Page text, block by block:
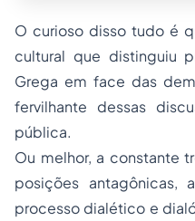
O curioso disso tudo é
cultural que distinguiu
Grega em face das
fervilhante dessas
pública.
Ou melhor, a constante
posições
processo dialético e